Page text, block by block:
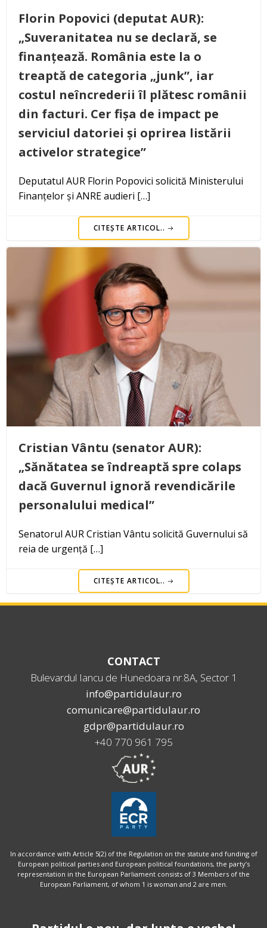
Florin Popovici (deputat AUR):
„Suveranitatea nu se declară, se
finanțează. România este la o
treaptă de categoria „junk”, iar
costul neîncrederii îl plătesc românii
din facturi. Cer fișa de impact pe
serviciul datoriei și oprirea listării
activelor strategice”
Deputatul AUR Florin Popovici solicită Ministerului
Finanțelor și ANRE audieri […]
CITEȘTE ARTICOL..
Cristian Vântu (senator AUR):
„Sănătatea se îndreaptă spre colaps
dacă Guvernul ignoră revendicările
personalului medical”
Senatorul AUR Cristian Vântu solicită Guvernului să
reia de urgență […]
CITEȘTE ARTICOL..
CONTACT
Bulevardul Iancu de Hunedoara nr.8A, Sector 1
info@partidulaur.ro
comunicare@partidulaur.ro
gdpr@partidulaur.ro
+40 770 961 795
In accordance with Article 5(2) of the Regulation on the statute and funding of
European political parties and European political foundations, the party’s
representation in the European Parliament consists of 3 Members of the
European Parliament, of whom 1 is woman and 2 are men.